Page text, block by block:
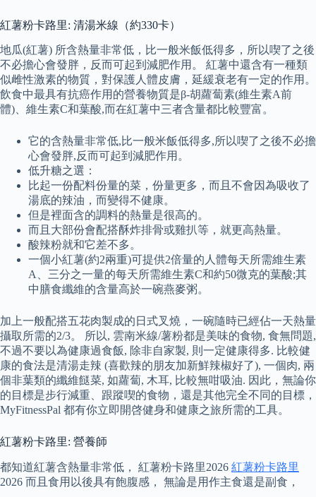
紅薯粉卡路里: 清湯米線（約330卡）
地瓜(紅薯) 所含熱量非常低，比一般米飯低得多，所以喫了之後
不必擔心會發胖，反而可起到減肥作用。 紅薯中還含有一種類
似雌性激素的物質，對保護人體皮膚，延緩衰老有一定的作用。
飲食中最具有抗癌作用的營養物質是β-胡蘿蔔素(維生素A前
體)、維生素C和葉酸,而在紅薯中三者含量都比較豐富。
它的含熱量非常低,比一般米飯低得多,所以喫了之後不必擔
心會發胖,反而可起到減肥作用。
低升糖之選：
比起一份配料份量的菜，份量更多，而且不會因為吸收了
湯底的辣油，而變得不健康。
但是裡面含的調料的熱量是很高的。
而且大部份會配搭酥炸排骨或雞扒等，就更高熱量。
酸辣粉就和它差不多。
一個小紅薯(約2兩重)可提供2倍量的人體每天所需維生素
A、三分之一量的每天所需維生素C和約50微克的葉酸;其
中膳食纖維的含量高於一碗燕麥粥。
加上一般配搭五花肉製成的日式叉燒，一碗隨時已經佔一天熱量
攝取所需的2/3。 所以, 雲南米線/薯粉都是美味的食物, 食無問題,
不過不要以為健康過食飯, 除非自家製, 則一定健康得多. 比較健
康的食法是清湯走辣 (喜歡辣的朋友加新鮮辣椒好了), 一個肉, 兩
個非葉類的纖維餸菜, 如蘿蔔, 木耳, 比較無咁吸油. 因此，無論你
的目標是步行減重、跟蹤喫的食物，還是其他完全不同的目標，
MyFitnessPal 都有你立即開啓健身和健康之旅所需的工具。
紅薯粉卡路里: 營養師
都知道紅薯含熱量非常低， 紅薯粉卡路里2026 紅薯粉卡路里
2026 而且食用以後具有飽腹感， 無論是用作主食還是副食，